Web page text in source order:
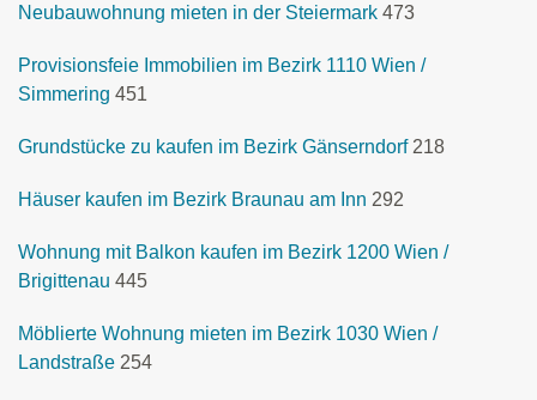
Neubauwohnung mieten in der Steiermark 473
Provisionsfeie Immobilien im Bezirk 1110 Wien /
Simmering 451
Grundstücke zu kaufen im Bezirk Gänserndorf 218
Häuser kaufen im Bezirk Braunau am Inn 292
Wohnung mit Balkon kaufen im Bezirk 1200 Wien /
Brigittenau 445
Möblierte Wohnung mieten im Bezirk 1030 Wien /
Landstraße 254